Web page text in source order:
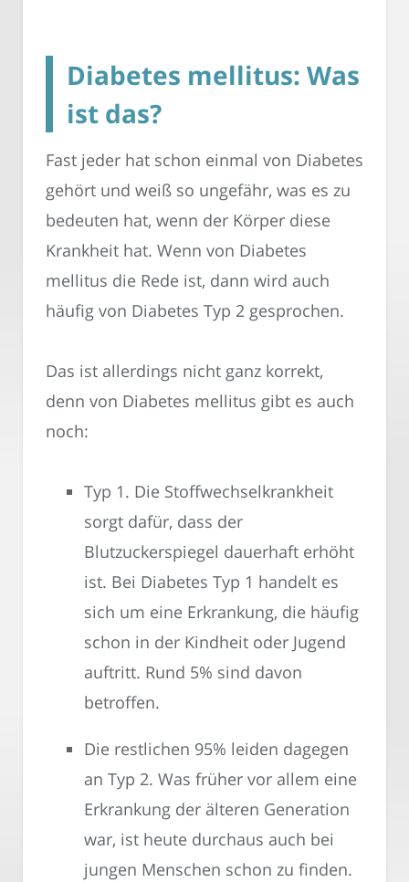
Diabetes mellitus: Was
ist das?
Fast jeder hat schon einmal von Diabetes
gehört und weiß so ungefähr, was es zu
bedeuten hat, wenn der Körper diese
Krankheit hat. Wenn von Diabetes
mellitus die Rede ist, dann wird auch
häufig von Diabetes Typ 2 gesprochen.
Das ist allerdings nicht ganz korrekt,
denn von Diabetes mellitus gibt es auch
noch:
Typ 1. Die Stoffwechselkrankheit
sorgt dafür, dass der
Blutzuckerspiegel dauerhaft erhöht
ist. Bei Diabetes Typ 1 handelt es
sich um eine Erkrankung, die häufig
schon in der Kindheit oder Jugend
auftritt. Rund 5% sind davon
betroffen.
Die restlichen 95% leiden dagegen
an Typ 2. Was früher vor allem eine
Erkrankung der älteren Generation
war, ist heute durchaus auch bei
jungen Menschen schon zu finden.